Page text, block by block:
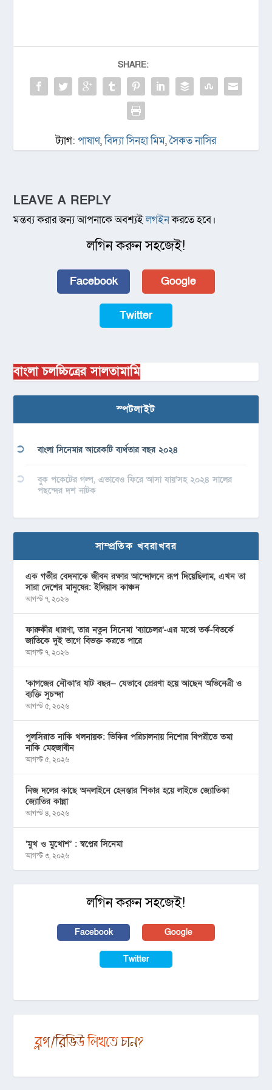
SHARE:
ট্যাগ: পাষাণ,বিদ্যা সিনহা মিম,সৈকত নাসির
LEAVE A REPLY
মন্তব্য করার জন্য আপনাকে অবশ্যইলগইনকরতে হবে।
লগিন করুন সহজেই!
Facebook Google
Twitter
বাংলা চলচ্চিত্রের সালতামামি
স্পটলাইট
বাংলা সিনেমার আরেকটি ব্যর্থতার বছর ২০২৪
বুক পকেটের গল্প, এভাবেও ফিরে আসা যায়’সহ ২০২৪ সালের
পছন্দের দশ নাটক
সাম্প্রতিক খবরাখবর
এক গভীর বেদনাকে জীবন রক্ষার আন্দোলনে রূপ দিয়েছিলাম, এখন তা
সারা দেশের মানুষের: ইলিয়াস কাঞ্চন
আগস্ট ৭, ২০২৬
ফারুকীর ধারণা, তার নতুন সিনেমা ‘ব্যাচেলর’-এর মতো তর্ক-বিতর্কে
জাতিকে দুই ভাগে বিভক্ত করতে পারে
আগস্ট ৭, ২০২৬
‘কাগজের নৌকা’র ষাট বছর— যেভাবে প্রেরণা হয়ে আছেন অভিনেত্রী ও
ব্যক্তি সুচন্দা
আগস্ট ৫, ২০২৬
পুলসিরাত নাকি খলনায়ক: ভিকির পরিচালনায় নিশোর বিপরীতে তমা
নাকি মেহজাবীন
আগস্ট ৫, ২০২৬
নিজ দলের কাছে অনলাইনে হেনস্তার শিকার হয়ে লাইভে জ্যোতিকা
জ্যোতির কান্না
আগস্ট ৪, ২০২৬
‘মুখ ও মু্খোশ’ : স্বপ্নের সিনেমা
আগস্ট ৩, ২০২৬
লগিন করুন সহজেই!
Facebook Google
Twitter